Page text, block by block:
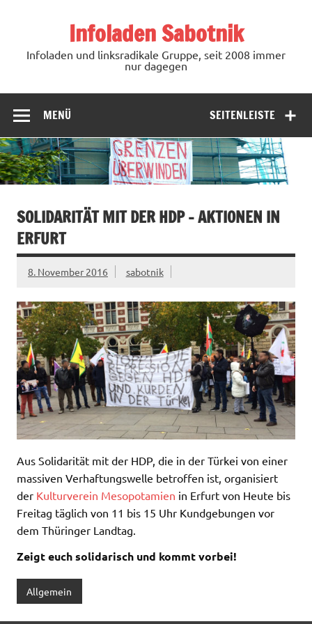
Infoladen Sabotnik
Infoladen und linksradikale Gruppe, seit 2008 immer
nur dagegen
SEITENLEISTE
MENÜ
SOLIDARITÄT MIT DER HDP – AKTIONEN IN
ERFURT
8. November 2016 sabotnik
Aus Solidarität mit der HDP, die in der Türkei von einer
massiven Verhaftungswelle betroffen ist, organisiert
der Kulturverein Mesopotamien in Erfurt von Heute bis
Freitag täglich von 11 bis 15 Uhr Kundgebungen vor
dem Thüringer Landtag.
Zeigt euch solidarisch und kommt vorbei!
Allgemein